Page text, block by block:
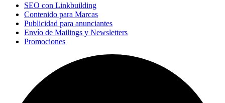
SEO con Linkbuilding
Contenido para Marcas
Publicidad para anunciantes
Envío de Mailings y Newsletters
Promociones